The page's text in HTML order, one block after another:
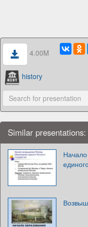
4.00M
history
Similar presentations: